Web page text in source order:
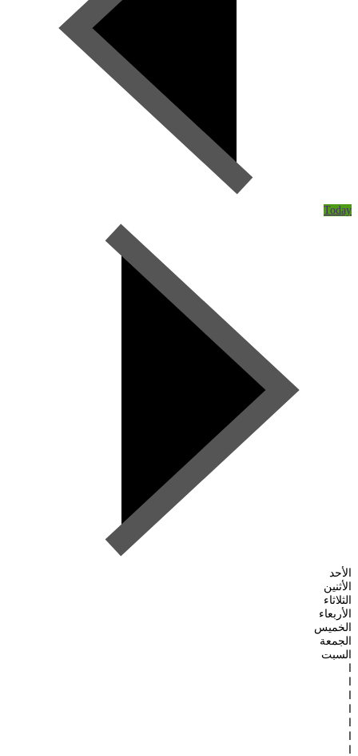
Today
الأحد
الأثنين
الثلاثاء
الأربعاء
الخميس
الجمعة
السبت